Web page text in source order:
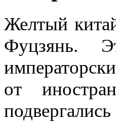
Желтый
Фуцзянь.
от